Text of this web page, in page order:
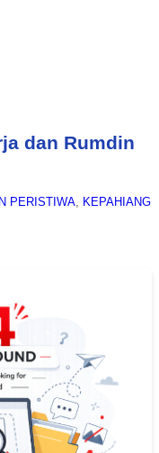
dan Rumdin
PERISTIWA, KEPAHIANG